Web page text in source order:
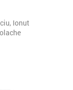
Ionut